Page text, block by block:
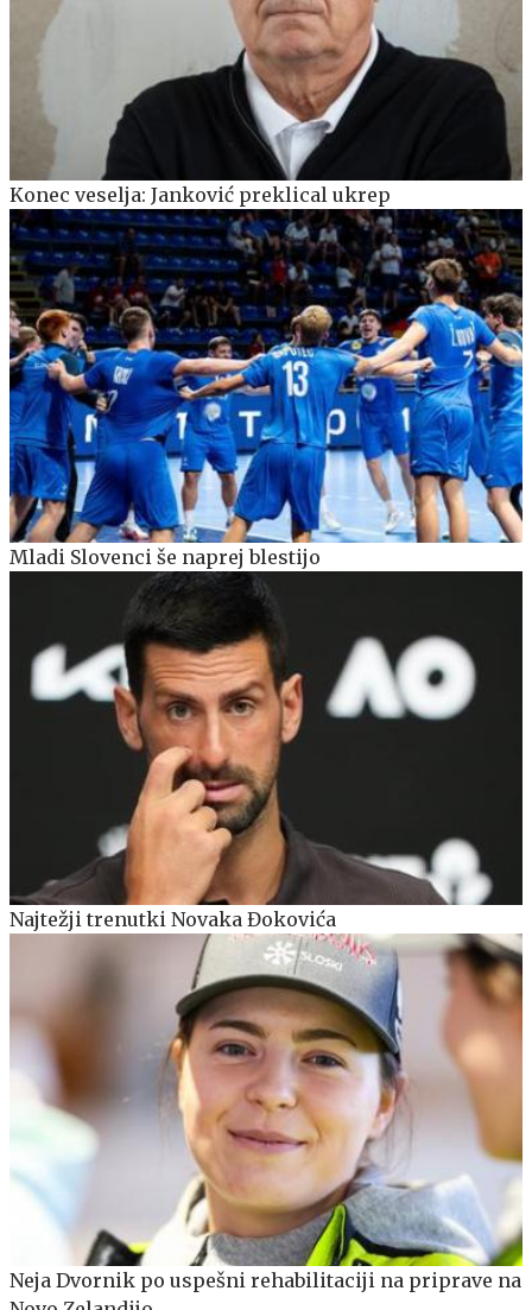
Konec veselja: Janković preklical ukrep
Mladi Slovenci še naprej blestijo
Najtežji trenutki Novaka Đokovića
Neja Dvornik po uspešni rehabilitaciji na priprave na